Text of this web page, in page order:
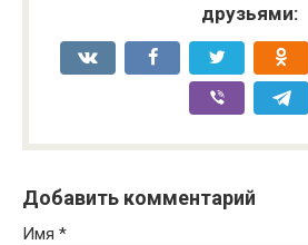
друзьями:
Добавить комментарий
Имя *